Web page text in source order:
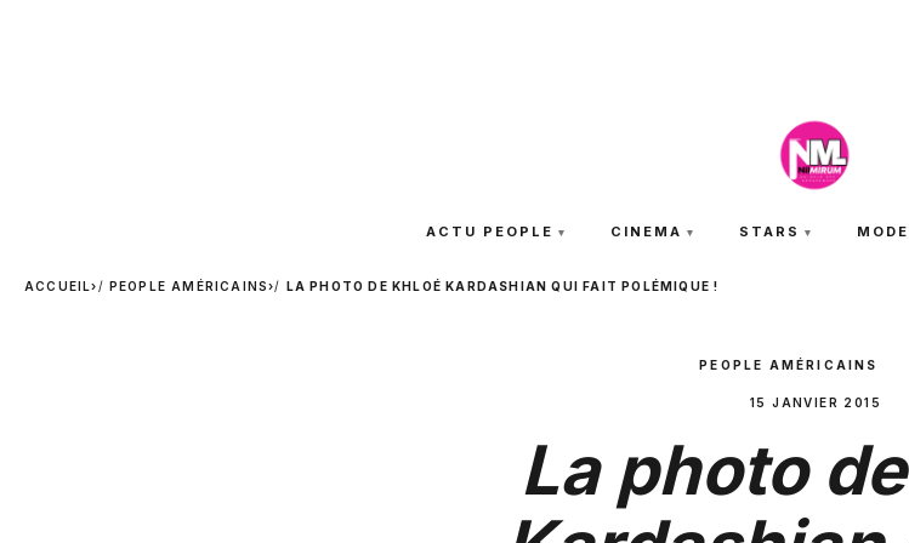
ACTU PEOPLE CINEMA STARS MODE
ACCUEIL› PEOPLE AMÉRICAINS› LA PHOTO DE KHLOÉ KARDASHIAN QUI FAIT POLÉMIQUE !
PEOPLE AMÉRICAINS
15 JANVIER 2015
La photo